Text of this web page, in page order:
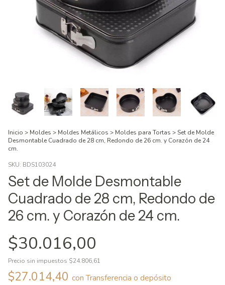
Inicio > Moldes > Moldes Metálicos > Moldes para Tortas >Set de Molde
Desmontable Cuadrado de 28 cm, Redondo de 26 cm. y Corazón de 24
cm.
SKU: BDS103024
Set de Molde Desmontable
Cuadrado de 28 cm, Redondo de
26 cm. y Corazón de 24 cm.
$30.016,00
Precio sin impuestos $24.806,61
$27.014,40 con Transferencia o depósito